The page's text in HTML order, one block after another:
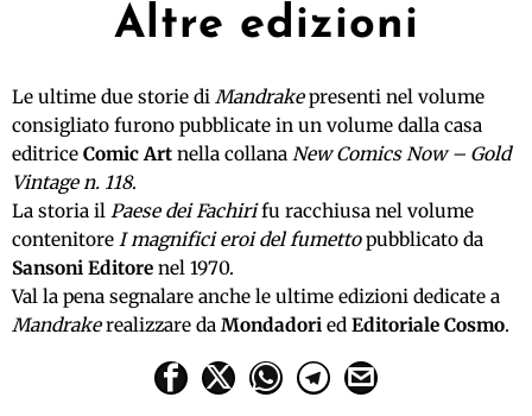
Altre edizioni
Le ultime due storie di Mandrakepresenti nel volume
consigliato furono pubblicate in un volume dalla casa
editrice Comic Art nella collana New Comics Now – Gold
Vintage n. 118.
La storia il Paese dei Fachirifu racchiusa nel volume
contenitore I magnifici eroi del fumettopubblicato da
Sansoni Editore nel 1970.
Val la pena segnalare anche le ultime edizioni dedicate a
Mandrakerealizzare da Mondadori ed Editoriale Cosmo.